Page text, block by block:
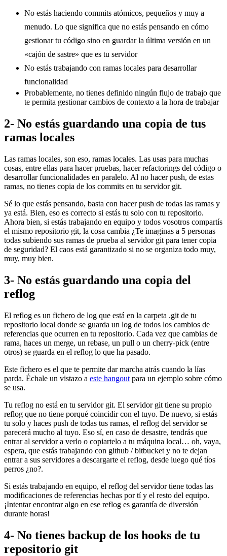
No estás haciendo commits atómicos, pequeños y muy a
menudo. Lo que significa que no estás pensando en cómo
gestionar tu código sino en guardar la última versión en un
«cajón de sastre» que es tu servidor
No estás trabajando con ramas locales para desarrollar
funcionalidad
Probablemente, no tienes definido ningún flujo de trabajo que
te permita gestionar cambios de contexto a la hora de trabajar
2- No estás guardando una copia de tus
ramas locales
Las ramas locales, son eso, ramas locales. Las usas para muchas
cosas, entre ellas para hacer pruebas, hacer refactorings del código o
desarrollar funcionalidades en paralelo. Al no hacer push, de estas
ramas, no tienes copia de los commits en tu servidor git.
Sé lo que estás pensando, basta con hacer push de todas las ramas y
ya está. Bien, eso es correcto si estás tu solo con tu repositorio.
Ahora bien, si estás trabajando en equipo y todos vosotros compartís
el mismo repositorio git, la cosa cambia ¿Te imaginas a 5 personas
todas subiendo sus ramas de prueba al servidor git para tener copia
de seguridad? El caos está garantizado si no se organiza todo muy,
muy, muy bien.
3- No estás guardando una copia del
reflog
El reflog es un fichero de log que está en la carpeta .git de tu
repositorio local donde se guarda un log de todos los cambios de
referencias que ocurren en tu repositorio. Cada vez que cambias de
rama, haces un merge, un rebase, un pull o un cherry-pick (entre
otros) se guarda en el reflog lo que ha pasado.
Este fichero es el que te permite dar marcha atrás cuando la lías
parda. Échale un vistazo a este hangout para un ejemplo sobre cómo
se usa.
Tu reflog no está en tu servidor git. El servidor git tiene su propio
reflog que no tiene porqué coincidir con el tuyo. De nuevo, si estás
tu solo y haces push de todas tus ramas, el reflog del servidor se
parecerá mucho al tuyo. Eso sí, en caso de desastre, tendrás que
entrar al servidor a verlo o copiartelo a tu máquina local… oh, vaya,
espera, que estás trabajando con github / bitbucket y no te dejan
entrar a sus servidores a descargarte el reflog, desde luego qué tíos
perros ¿no?.
Si estás trabajando en equipo, el reflog del servidor tiene todas las
modificaciones de referencias hechas por tí y el resto del equipo.
¡Intentar encontrar algo en ese reflog es garantía de diversión
durante horas!
4- No tienes backup de los hooks de tu
repositorio git